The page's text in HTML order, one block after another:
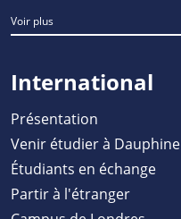
Voir plus
International
Présentation
Venir étudier à Dauphine
Étudiants en échange
Partir à l'étranger